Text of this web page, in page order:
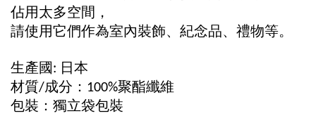
佔用太多空間，
請使用它們作為室內裝飾、紀念品、禮物等。
生產國 : 日本
材質/成分： 100%聚酯纖維
包裝：獨立袋包裝